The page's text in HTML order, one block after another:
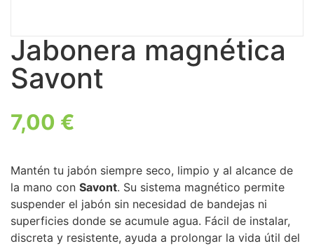
Jabonera magnética
Savont
7,00 €
Mantén tu jabón siempre seco, limpio y al alcance de
la mano con Savont. Su sistema magnético permite
suspender el jabón sin necesidad de bandejas ni
superficies donde se acumule agua. Fácil de instalar,
discreta y resistente, ayuda a prolongar la vida útil del